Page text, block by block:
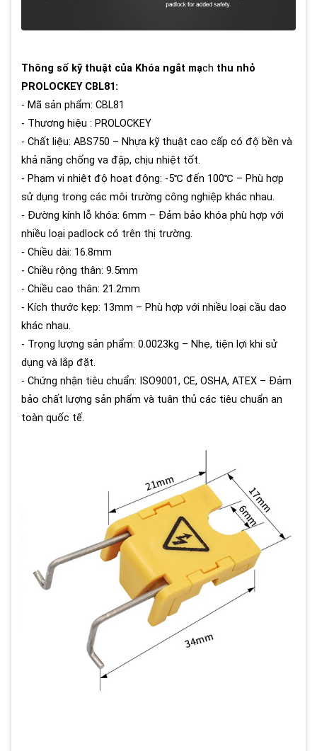
Thông số kỹ thuật của Khóa ngắt mạch thu nhỏ
PROLOCKEY CBL81:
- Mã sản phẩm: CBL81
- Thương hiệu : PROLOCKEY
- Chất liệu: ABS750 – Nhựa kỹ thuật cao cấp có độ bền và
khả năng chống va đập, chịu nhiệt tốt.
- Phạm vi nhiệt độ hoạt động: -5℃ đến 100℃ – Phù hợp
sử dụng trong các môi trường công nghiệp khác nhau.
- Đường kính lỗ khóa: 6mm – Đảm bảo khóa phù hợp với
nhiều loại padlock có trên thị trường.
- Chiều dài: 16.8mm
- Chiều rộng thân: 9.5mm
- Chiều cao thân: 21.2mm
- Kích thước kẹp: 13mm – Phù hợp với nhiều loại cầu dao
khác nhau.
- Trọng lượng sản phẩm: 0.0023kg – Nhẹ, tiện lợi khi sử
dụng và lắp đặt.
- Chứng nhận tiêu chuẩn: ISO9001, CE, OSHA, ATEX – Đảm
bảo chất lượng sản phẩm và tuân thủ các tiêu chuẩn an
toàn quốc tế.